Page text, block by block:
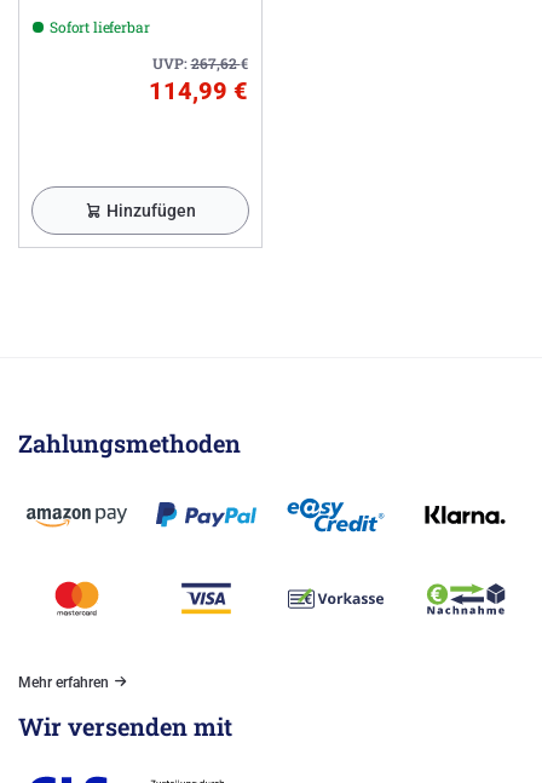
Sofort lieferbar
UVP:267,62€
114,99 €
Hinzufügen
Zahlungsmethoden
Mehr erfahren
Wir versenden mit